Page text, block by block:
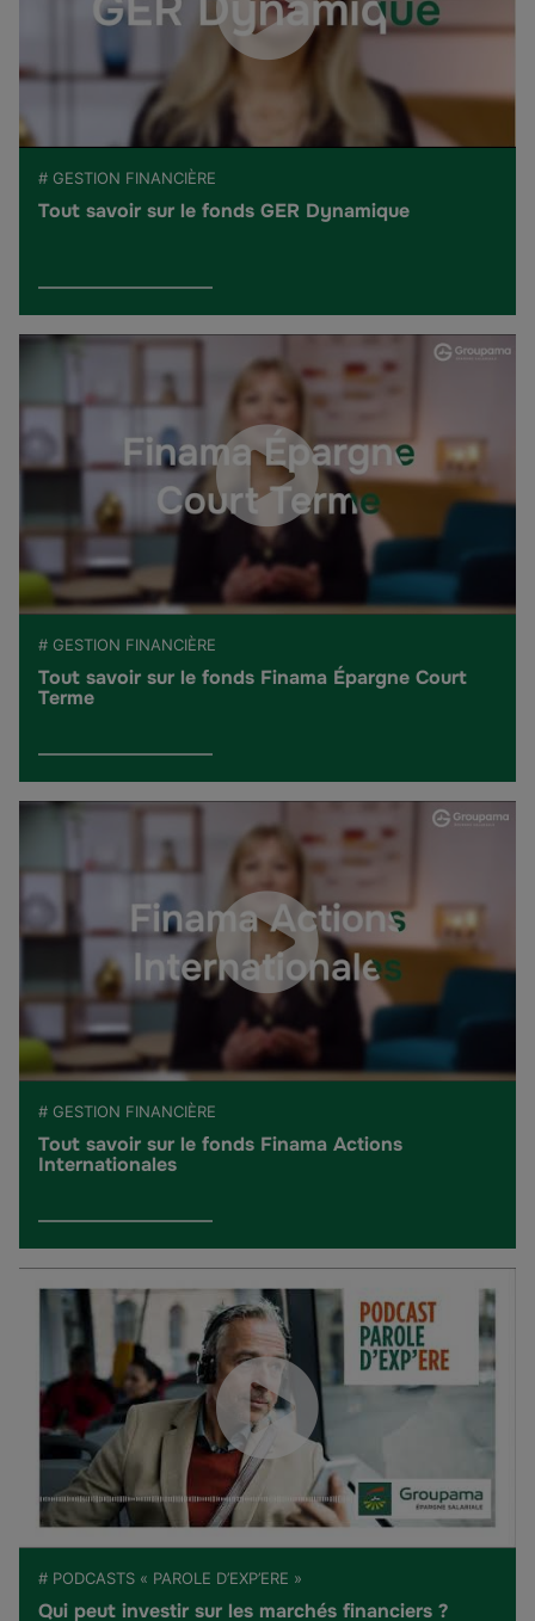
# GESTION FINANCIÈRE
Tout savoir sur le fonds GER Dynamique
# GESTION FINANCIÈRE
Tout savoir sur le fonds Finama Épargne Court
Terme
# GESTION FINANCIÈRE
Tout savoir sur le fonds Finama Actions
Internationales
# PODCASTS « PAROLE D’EXP’ERE »
Qui peut investir sur les marchés financiers ?